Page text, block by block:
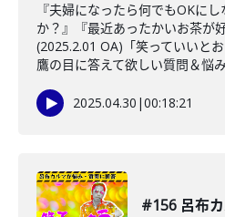
『夫婦になったら何でもOKに
か？』『最近あったかいお茶が
(2025.2.01 OA)「笑っていいと
鷹の目に答えて欲しい質問＆悩
2025.04.30 |00:18:21
#156 呂布